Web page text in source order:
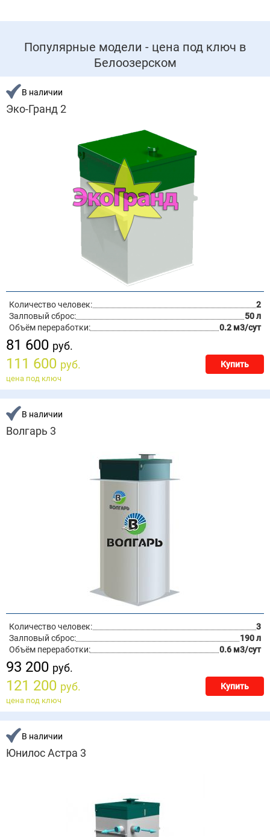
Популярные модели - цена под ключ в
Белоозерском
В наличии
Эко-Гранд 2
Количество человек:
2
Залповый сброс:
50 л
Объём переработки:
0.2 м3/сут
81 600 руб.
111 600 руб. Купить
цена под ключ
В наличии
Волгарь 3
Количество человек:
3
Залповый сброс:
190 л
Объём переработки:
0.6 м3/сут
93 200 руб.
121 200 руб. Купить
цена под ключ
В наличии
Юнилос Астра 3